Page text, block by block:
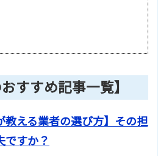
おすすめ記事一覧】
教える業者の選び方】その担
ですか？